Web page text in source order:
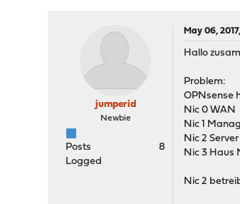
jumperid
Newbie
Posts
8
Logged
May 06,
Hallo
Problem:
OPNsense
Nic 0 WAN (
Nic 1
Nic 2
Nic 3 Haus
Nic 2